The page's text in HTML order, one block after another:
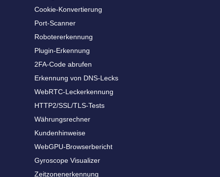
Cookie-Konvertierung
Port-Scanner
Robotererkennung
Plugin-Erkennung
2FA-Code abrufen
Erkennung von DNS-Lecks
WebRTC-Leckerkennung
HTTP2/SSL/TLS-Tests
Währungsrechner
Kundenhinweise
WebGPU-Browserbericht
Gyroscope Visualizer
Zeitzonenerkennung